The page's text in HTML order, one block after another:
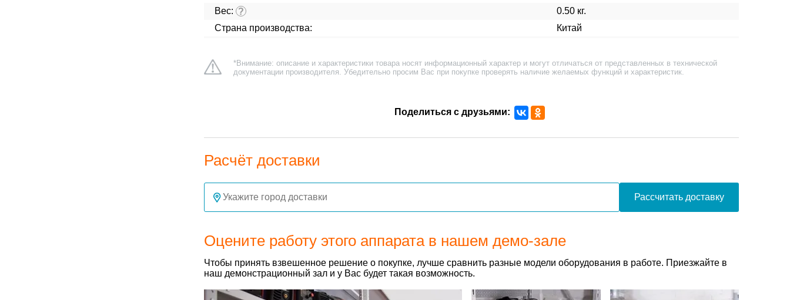
Вес: ?
0.50 кг.
Страна производства:
Китай
*Внимание: описание и характеристики товара носят информационный характер и могут отличаться от представленных в технической
документации производителя. Убедительно просим Вас при покупке проверять наличие желаемых функций и характеристик.
Поделиться с друзьями:
Расчёт доставки
Рассчитать доставку
Оцените работу этого аппарата в нашем демо-зале
Чтобы принять взвешенное решение о покупке, лучше сравнить разные модели оборудования в работе. Приезжайте в
наш демонстрационный зал и у Вас будет такая возможность.